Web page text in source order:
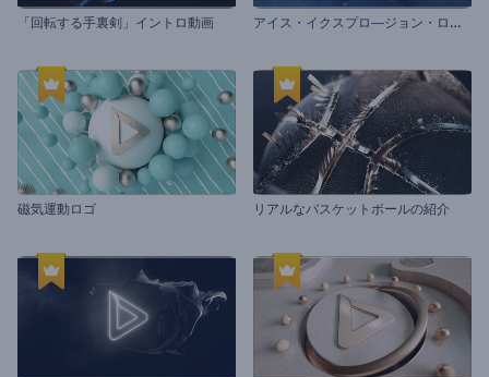
「回転する手裏剣」イントロ動画 ア
イス・イクスプロ―ジョン・ロゴ動画
磁気運動ロゴ リアルなバスケットボールの紹介